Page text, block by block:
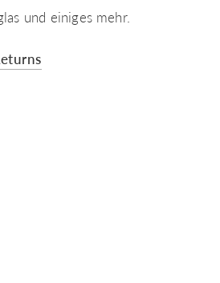
und einiges mehr.